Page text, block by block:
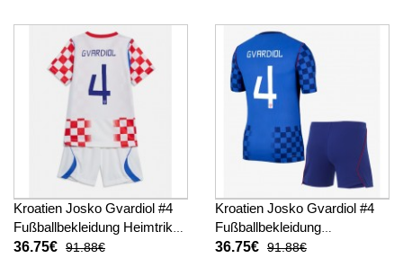
hosen)
Kroatien Josko Gvardiol #4
Fußballbekleidung Heimtrikot
Kinder WM 2026 Kurzarm (+
36.75€ 91.88€
Kroatien Josko Gvardiol #4
Fußballbekleidung
Auswärtstrikot Kinder WM
36.75€ 91.88€